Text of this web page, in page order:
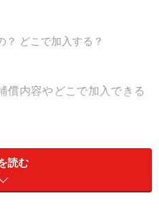
？ どこで加入する？
償内容やどこで加入できる
読む